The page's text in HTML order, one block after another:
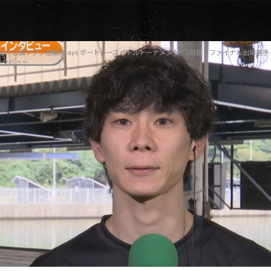
三国ファン感謝3Days ボートレースバトルトーナメント 2日目 ファイナル出場選手
タビュー